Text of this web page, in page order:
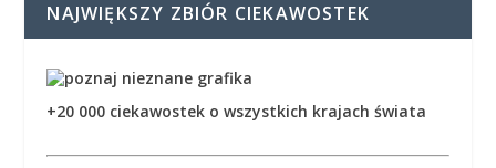
NAJWIĘKSZY ZBIÓR CIEKAWOSTEK
+20 000 ciekawostek o wszystkich krajach świata